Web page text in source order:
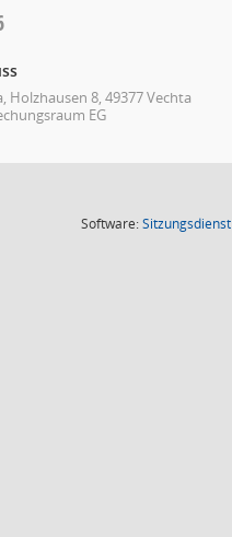
Holzhausen 8, 49377 Vechta
EG
Software:Sitzungsdienst